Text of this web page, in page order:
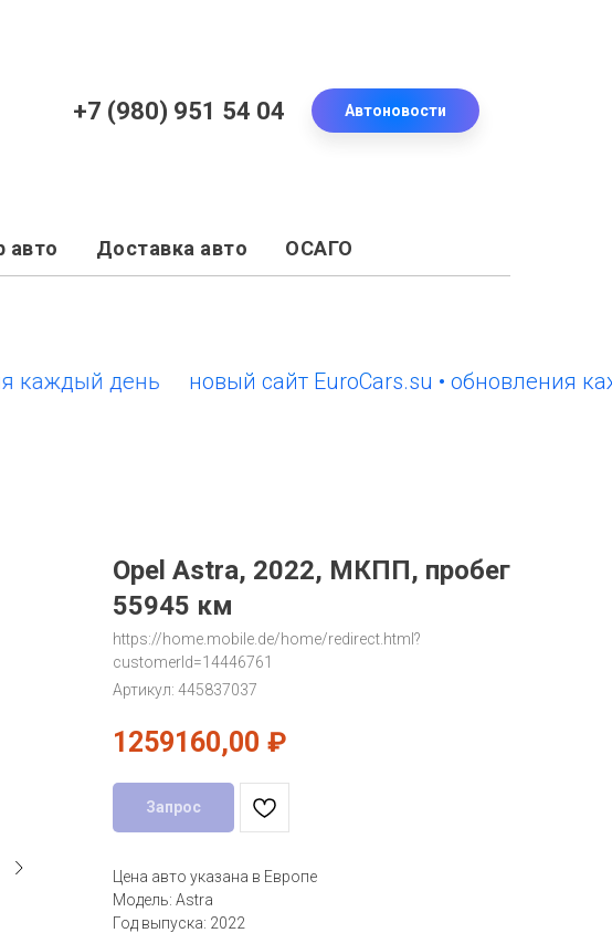
+7 (980) 951 54 04 Автоновости
авто Доставка авто ОСАГО
день новый сайт EuroCars.su • обновления
Opel Astra, 2022, МКПП, пробег
55945 км
https://home.mobile.de/home/redirect.html?
customerId=14446761
Артикул: 445837037
1259160,00 ₽
Запрос
Цена авто указана в Европе
Модель: Astra
Год выпуска: 2022